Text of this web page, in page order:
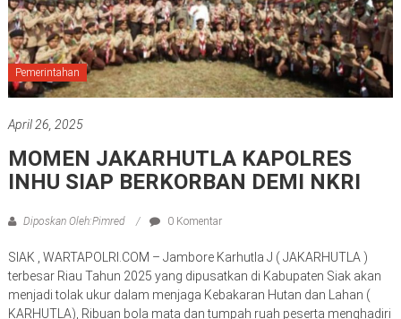
Pemerintahan
April 26, 2025
MOMEN JAKARHUTLA KAPOLRES
INHU SIAP BERKORBAN DEMI NKRI
Diposkan Oleh:Pimred 0 Komentar
SIAK , WARTAPOLRI.COM – Jambore Karhutla J ( JAKARHUTLA )
terbesar Riau Tahun 2025 yang dipusatkan di Kabupaten Siak akan
menjadi tolak ukur dalam menjaga Kebakaran Hutan dan Lahan (
KARHUTLA), Ribuan bola mata dan tumpah ruah peserta menghadiri